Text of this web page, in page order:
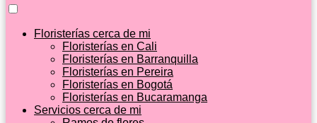
Floristerías cerca de mi
Floristerías en Cali
Floristerías en Barranquilla
Floristerías en Pereira
Floristerías en Bogotá
Floristerías en Bucaramanga
Servicios cerca de mi